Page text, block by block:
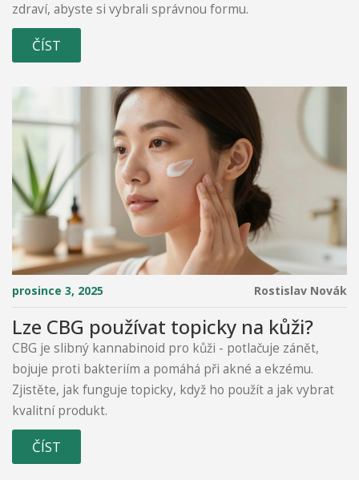
zdraví, abyste si vybrali správnou formu.
ČÍST
prosince 3, 2025 Rostislav Novák
Lze CBG používat topicky na kůži?
CBG je slibný kannabinoid pro kůži - potlačuje zánět,
bojuje proti bakteriím a pomáhá při akné a ekzému.
Zjistěte, jak funguje topicky, když ho použít a jak vybrat
kvalitní produkt.
ČÍST